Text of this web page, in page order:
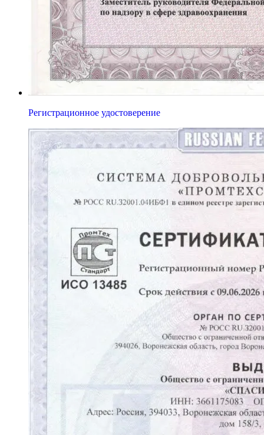
Регистрационное удостоверение